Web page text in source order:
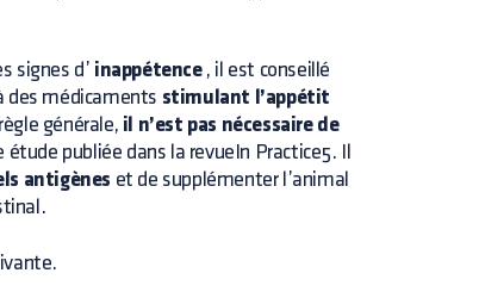
signes d’ inappétence, il est conseillé
des médicaments stimulant l’appétit
générale, il n’est pas nécessaire de
étude publiée dans la revueIn Practice5. Il
antigènes et de supplémenter l’animal